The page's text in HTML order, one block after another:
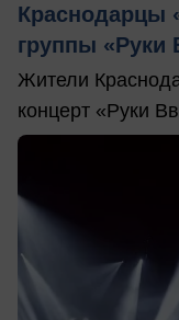
Краснодарцы
группы «Руки
Жители
концерт «Руки